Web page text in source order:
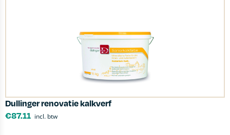
Dullinger renovatie kalkverf
€87.11 incl. btw